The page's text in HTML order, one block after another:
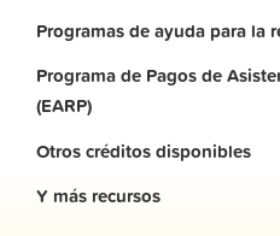
Programas de ayuda para la
Programa de Pagos de
(EARP)
Otroscréditosdisponibles
Y más recursos